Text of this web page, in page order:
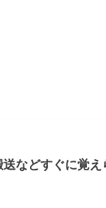
などすぐに覚